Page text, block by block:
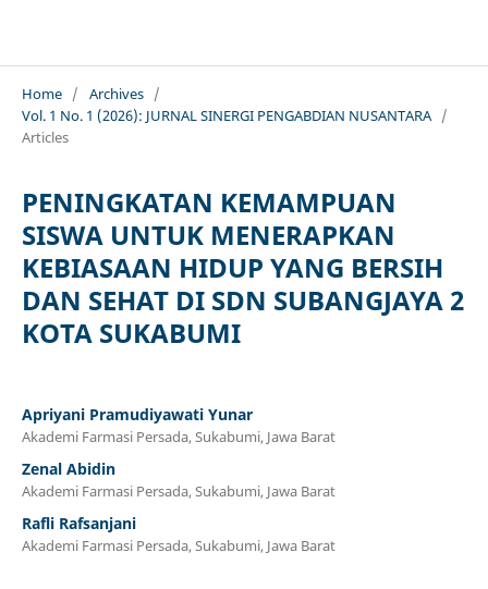
Home / Archives /
Vol. 1 No. 1 (2026): JURNAL SINERGI PENGABDIAN NUSANTARA /
Articles
PENINGKATAN KEMAMPUAN
SISWA UNTUK MENERAPKAN
KEBIASAAN HIDUP YANG BERSIH
DAN SEHAT DI SDN SUBANGJAYA 2
KOTA SUKABUMI
Apriyani Pramudiyawati Yunar
Akademi Farmasi Persada, Sukabumi, Jawa Barat
Zenal Abidin
Akademi Farmasi Persada, Sukabumi, Jawa Barat
Rafli Rafsanjani
Akademi Farmasi Persada, Sukabumi, Jawa Barat